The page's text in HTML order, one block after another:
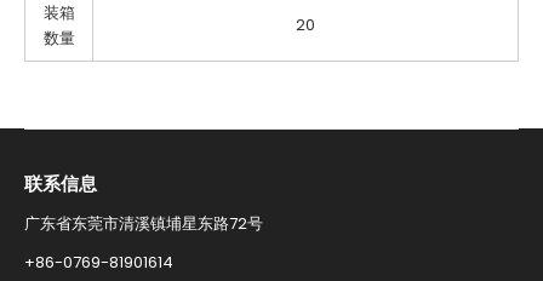
装箱
数量
20
联系信息​
广东省东莞市清溪镇埔星东路72号
+86-0769-81901614​